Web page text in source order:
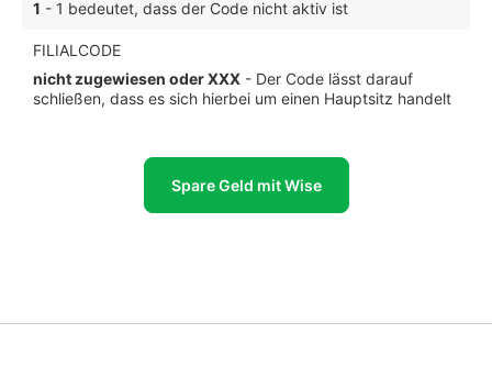
1 - 1 bedeutet, dass der Code nicht aktiv ist
FILIALCODE
nicht zugewiesen oder XXX - Der Code lässt darauf
schließen, dass es sich hierbei um einen Hauptsitz handelt
Spare Geld mit Wise